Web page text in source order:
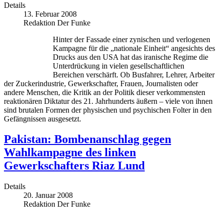
Details
13. Februar 2008
Redaktion Der Funke
Hinter der Fassade einer zynischen und verlogenen
Kampagne für die „nationale Einheit“ angesichts des
Drucks aus den USA hat das iranische Regime die
Unterdrückung in vielen gesellschaftlichen
Bereichen verschärft. Ob Busfahrer, Lehrer, Arbeiter
der Zuckerindustrie, Gewerkschafter, Frauen, Journalisten oder
andere Menschen, die Kritik an der Politik dieser verkommensten
reaktionären Diktatur des 21. Jahrhunderts äußern – viele von ihnen
sind brutalen Formen der physischen und psychischen Folter in den
Gefängnissen ausgesetzt.
Pakistan: Bombenanschlag gegen
Wahlkampagne des linken
Gewerkschafters Riaz Lund
Details
20. Januar 2008
Redaktion Der Funke